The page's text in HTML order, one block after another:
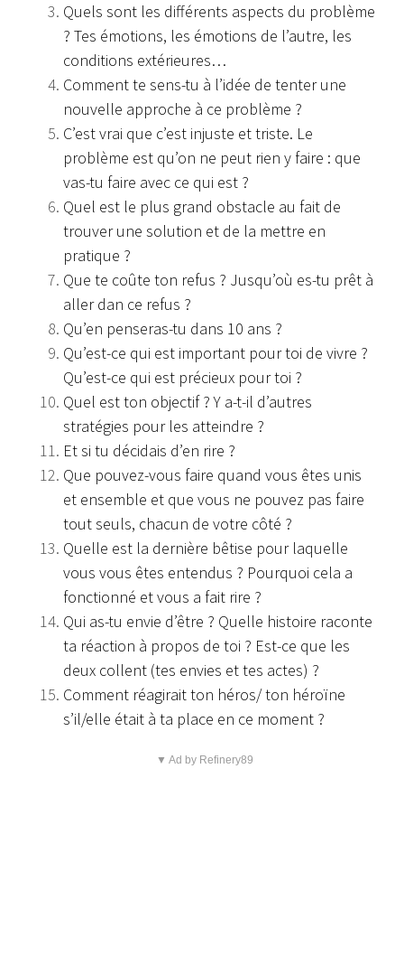
Quels sont les différents aspects du problème
? Tes émotions, les émotions de l’autre, les
conditions extérieures…
Comment te sens-tu à l’idée de tenter une
nouvelle approche à ce problème ?
C’est vrai que c’est injuste et triste. Le
problème est qu’on ne peut rien y faire : que
vas-tu faire avec ce qui est ?
Quel est le plus grand obstacle au fait de
trouver une solution et de la mettre en
pratique ?
Que te coûte ton refus ? Jusqu’où es-tu prêt à
aller dan ce refus ?
Qu’en penseras-tu dans 10 ans ?
Qu’est-ce qui est important pour toi de vivre ?
Qu’est-ce qui est précieux pour toi ?
Quel est ton objectif ? Y a-t-il d’autres
stratégies pour les atteindre ?
Et si tu décidais d’en rire ?
Que pouvez-vous faire quand vous êtes unis
et ensemble et que vous ne pouvez pas faire
tout seuls, chacun de votre côté ?
Quelle est la dernière bêtise pour laquelle
vous vous êtes entendus ? Pourquoi cela a
fonctionné et vous a fait rire ?
Qui as-tu envie d’être ? Quelle histoire raconte
ta réaction à propos de toi ? Est-ce que les
deux collent (tes envies et tes actes) ?
Comment réagirait ton héros/ ton héroïne
s’il/elle était à ta place en ce moment ?
▼ Ad by Refinery89